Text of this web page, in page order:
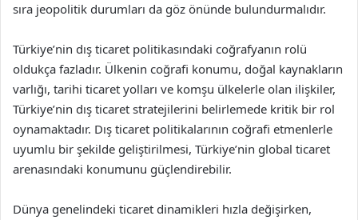
sıra jeopolitik durumları da göz önünde bulundurmalıdır.
Türkiye’nin dış ticaret politikasındaki coğrafyanın rolü
oldukça fazladır. Ülkenin coğrafi konumu, doğal kaynakların
varlığı, tarihi ticaret yolları ve komşu ülkelerle olan ilişkiler,
Türkiye’nin dış ticaret stratejilerini belirlemede kritik bir rol
oynamaktadır. Dış ticaret politikalarının coğrafi etmenlerle
uyumlu bir şekilde geliştirilmesi, Türkiye’nin global ticaret
arenasındaki konumunu güçlendirebilir.
Dünya genelindeki ticaret dinamikleri hızla değişirken,